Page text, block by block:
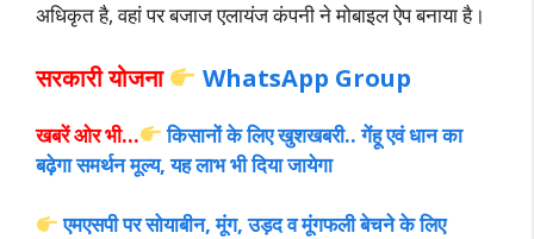
अधिकृत है, वहां पर बजाज एलायंज कंपनी ने मोबाइल ऐप बनाया है।
सरकारी योजना WhatsApp Group
खबरें ओर भी…
किसानों के लिए खुशखबरी.. गेंहू एवं धान का
बढ़ेगा समर्थन मूल्य, यह लाभ भी दिया जायेगा
एमएसपी पर सोयाबीन, मूंग, उड़द व मूंगफली बेचने के लिए